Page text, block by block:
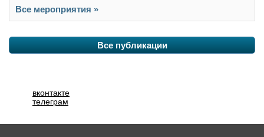
Все мероприятия »
Все публикации
вконтакте
телеграм